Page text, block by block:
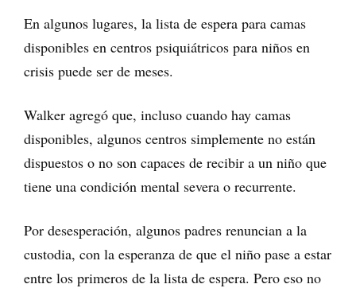
En algunos lugares, la lista de espera para camas
disponibles en centros psiquiátricos para niños en
crisis puede ser de meses.
Walker agregó que, incluso cuando hay camas
disponibles, algunos centros simplemente no están
dispuestos o no son capaces de recibir a un niño que
tiene una condición mental severa o recurrente.
Por desesperación, algunos padres renuncian a la
custodia, con la esperanza de que el niño pase a estar
entre los primeros de la lista de espera. Pero eso no